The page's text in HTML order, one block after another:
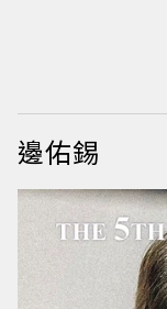
邊佑錫